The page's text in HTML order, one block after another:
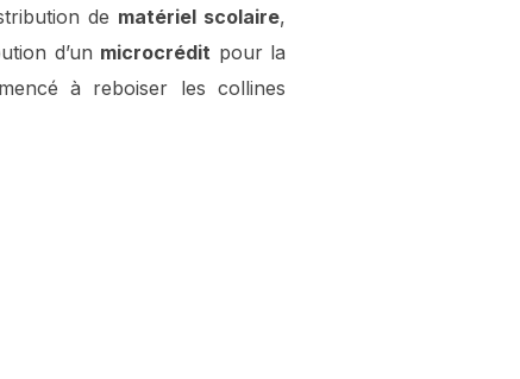
de matériel scolaire,
d’un microcrédit pour la
à reboiser les collines